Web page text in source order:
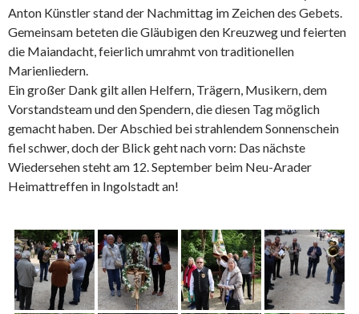
Anton Künstler stand der Nachmittag im Zeichen des Gebets.
Gemeinsam beteten die Gläubigen den Kreuzweg und feierten
die Maiandacht, feierlich umrahmt von traditionellen
Marienliedern.
Ein großer Dank gilt allen Helfern, Trägern, Musikern, dem
Vorstandsteam und den Spendern, die diesen Tag möglich
gemacht haben. Der Abschied bei strahlendem Sonnenschein
fiel schwer, doch der Blick geht nach vorn: Das nächste
Wiedersehen steht am 12. September beim Neu-Arader
Heimattreffen in Ingolstadt an!